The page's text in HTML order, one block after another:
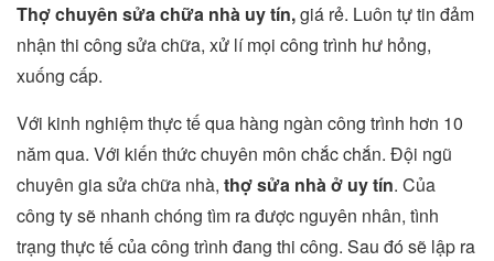
Thợ chuyên sửa chữa nhà uy tín,giá rẻ. Luôn tự tin đảm
nhận thi công sửa chữa, xử lí mọi công trình hư hỏng,
xuống cấp.
Với kinh nghiệm thực tế qua hàng ngàn công trình hơn 10
năm qua. Với kiến thức chuyên môn chắc chắn. Đội ngũ
chuyên gia sửa chữa nhà, thợ sửa nhà ở uy tín. Của
công ty sẽ nhanh chóng tìm ra được nguyên nhân, tình
trạng thực tế của công trình đang thi công. Sau đó sẽ lập ra